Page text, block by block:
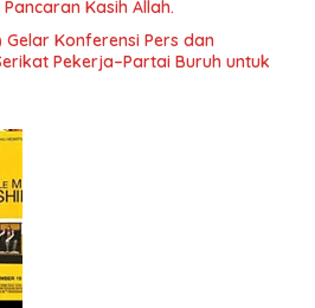
Kasih Allah.
Gelar Konferensi Pers dan
Pekerja–Partai Buruh untuk